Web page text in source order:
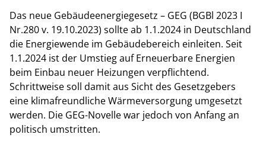
Das neue Gebäudeenergiegesetz – GEG (BGBl 2023 I
Nr.280 v. 19.10.2023) sollte ab 1.1.2024 in Deutschland
die Energiewende im Gebäudebereich einleiten. Seit
1.1.2024 ist der Umstieg auf Erneuerbare Energien
beim Einbau neuer Heizungen verpflichtend.
Schrittweise soll damit aus Sicht des Gesetzgebers
eine klimafreundliche Wärmeversorgung umgesetzt
werden. Die GEG-Novelle war jedoch von Anfang an
politisch umstritten.